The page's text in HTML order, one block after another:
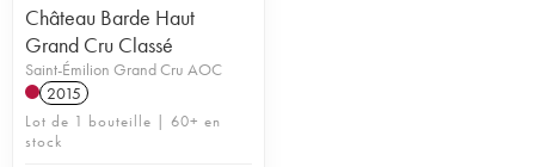
Château Barde Haut
Grand Cru Classé
Saint-Émilion Grand Cru AOC
2015
Lot de 1 bouteille | 60+ en
stock